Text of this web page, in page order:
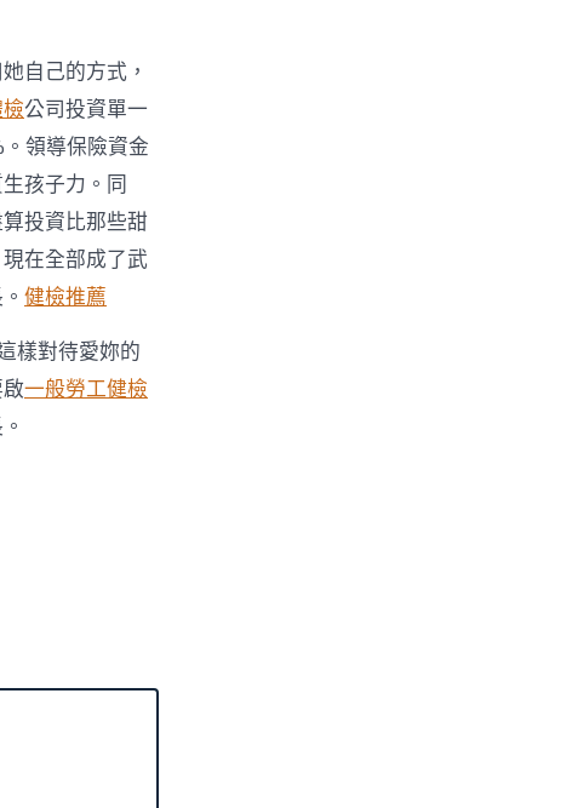
自己的方式，
公司投資單一
領導保險資金
孩子力。同
投資比那些甜
在全部成了武
健檢推薦
樣對待愛妳的
一般勞工健檢